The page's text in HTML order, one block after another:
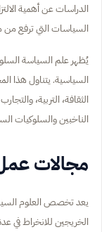
الدراسات عن أهمية
السياسات التي ترفع
يُظهر علم السياسة
السياسية. يتناول هذا
الثقافة، التربية،
الناخبين والسلوكيات
مجالات
يعد تخصص العلوم
الخريجين للانخراط في